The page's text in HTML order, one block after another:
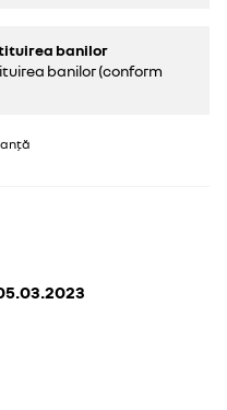
banilor
banilor (conform
05.03.2023